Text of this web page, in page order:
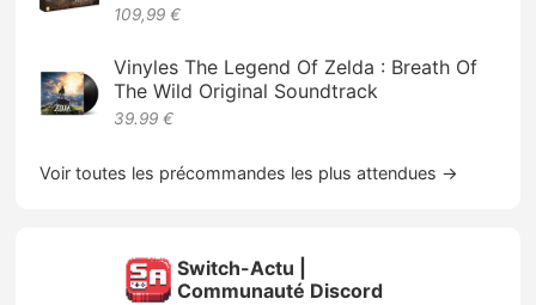
109,99 €
Vinyles The Legend Of Zelda : Breath Of
The Wild Original Soundtrack
39.99 €
Voir toutes les précommandes les plus attendues →
Switch-Actu |
Communauté Discord